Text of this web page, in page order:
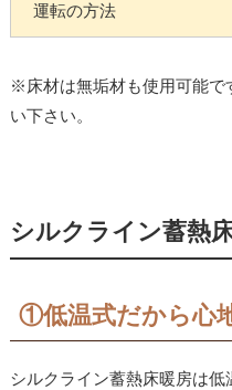
運転の方法
※床材は無垢材も使用可能で
い下さい。
シルクライン蓄熱
①低温式だから心
シルクライン蓄熱床暖房は低